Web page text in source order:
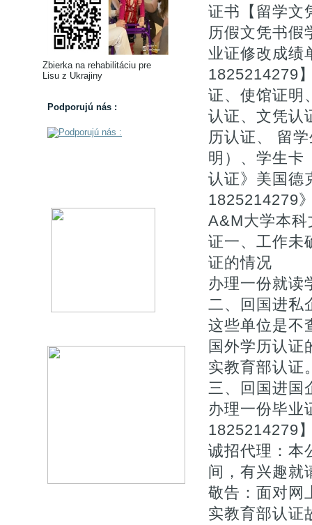
Zbierka na rehabilitáciu pre
Lisu z Ukrajiny
Podporujú nás :
证书【留学文
历假文凭书假
业证修改成绩
1825214279
证、使馆证明
认证、文凭认
历认证、 留
明）、学生卡
认证》美国德
1825214279
A&M大学本
证一、工作未
证的情况
办理一份就读
二、回国进私
这些单位是不
国外学历认证
实教育部认证
三、回国进国
办理一份毕业
1825214279
诚招代理：本
间，有兴趣就
敬告：面对网
实教育部认证